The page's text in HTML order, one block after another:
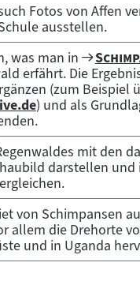
Fotos von Affen
ausstellen.
was man in
Zum
"
erfährt. Die
(zum Beispiel
) und als
mit den
darstellen
von Schimpansen
allem die Drehorte
und in Uganda